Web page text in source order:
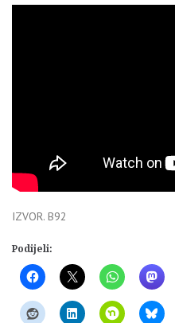
IZVOR. B92
Podijeli: